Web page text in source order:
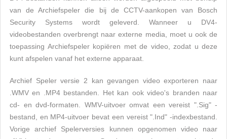
van de Archiefspeler die bij de CCTV-aankopen van Bosch
Security Systems wordt geleverd. Wanneer u DV4-
videobestanden overbrengt naar externe media, moet u ook de
toepassing Archiefspeler kopiëren met de video, zodat u deze
kunt afspelen vanaf het externe apparaat.
Archief Speler versie 2 kan gevangen video exporteren naar
.WMV en .MP4 bestanden. Het kan ook video's branden naar
cd- en dvd-formaten. WMV-uitvoer omvat een vereist ".Sig" -
bestand, en MP4-uitvoer bevat een vereist ".Ind" -indexbestand.
Vorige archief Spelerversies kunnen opgenomen video naar